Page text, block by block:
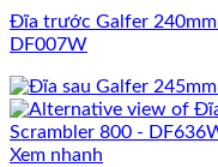
Đĩa trước Galfer
DF007W
Xem nhanh